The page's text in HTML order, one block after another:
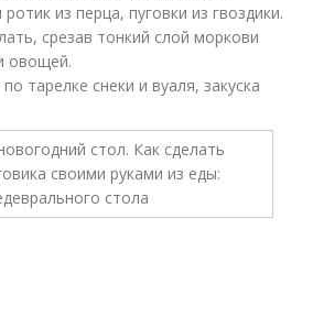
ротик из перца, пуговки из гвоздики.
срезав тонкий слой моркови
овощей.
тарелке снеки и вуаля, закуска